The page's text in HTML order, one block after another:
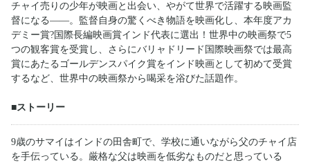
チャイ売りの少年が映画と出会い、やがて世界で活躍する映画監
督になる――。監督自身の驚くべき物語を映画化し、本年度アカ
デミー賞?国際長編映画賞インド代表に選出！世界中の映画祭で5
つの観客賞を受賞し、さらにバリャドリード国際映画祭では最高
賞にあたるゴールデンスパイク賞をインド映画として初めて受賞
するなど、世界中の映画祭から喝采を浴びた話題作。
■ストーリー
9歳のサマイはインドの田舎町で、学校に通いながら父のチャイ店
を手伝っている。厳格な父は映画を低劣なものだと思っている